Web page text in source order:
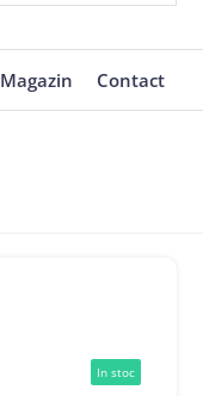
Magazin Contact
In stoc